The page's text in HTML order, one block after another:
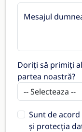
Mesajul
Doriți să primiți
partea noastră?
Sunt de acord
și protecția